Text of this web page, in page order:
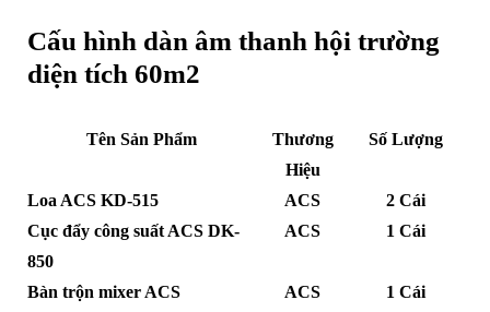
Cấu hình dàn âm thanh hội trường
diện tích 60m2
Tên Sản Phẩm
Thương
Hiệu
Số Lượng
Loa ACS KD-515 ACS
2 Cái
Cục đẩy công suất ACS DK-
850
ACS 1 Cái
Bàn trộn mixer ACS
ACS 1 Cái